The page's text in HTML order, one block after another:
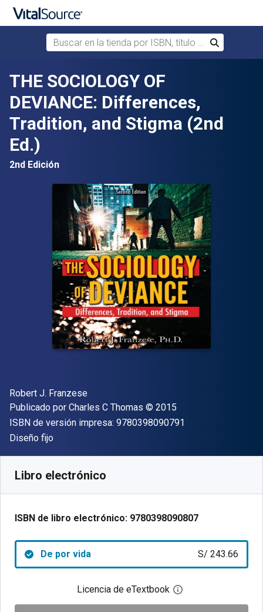
Buscar en la tienda por ISBN, título o autor
Buscar
THE SOCIOLOGY OF
DEVIANCE: Differences,
Tradition, and Stigma (2nd
Ed.)
2nd Edición
Autor(es)
Robert J. Franzese
Editor
Publicado por Charles C Thomas Copyright
© 2015
ISBN de versión impresa: 9780398090791
Formato
Diseño fijo
Libro electrónico
ISBN de libro electrónico: 9780398090807
De por vida S/ 243.66
Licencia de eTextbook Abre el cuadro de